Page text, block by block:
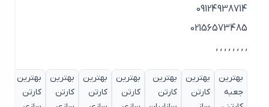
09124938714
02156573485
, , , , , , , ,
بهترین
جعبه
بهترین
کارتن
بهترین
کارتن
بهترین
کارتن
بهترین
کارتن
بهترین
کارتن
بهترین
کارتن
بهترین
کارتن